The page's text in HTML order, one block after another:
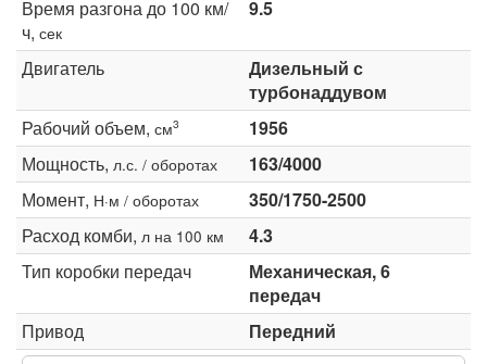
Время разгона до 100 км/
ч, сек
9.5
Двигатель
Дизельный с
турбонаддувом
Рабочий объем, см3
1956
Мощность, л.с. / оборотах
163/4000
Момент, Н·м / оборотах
350/1750-2500
Расход комби, л на 100 км
4.3
Тип коробки передач
Механическая, 6
передач
Привод
Передний